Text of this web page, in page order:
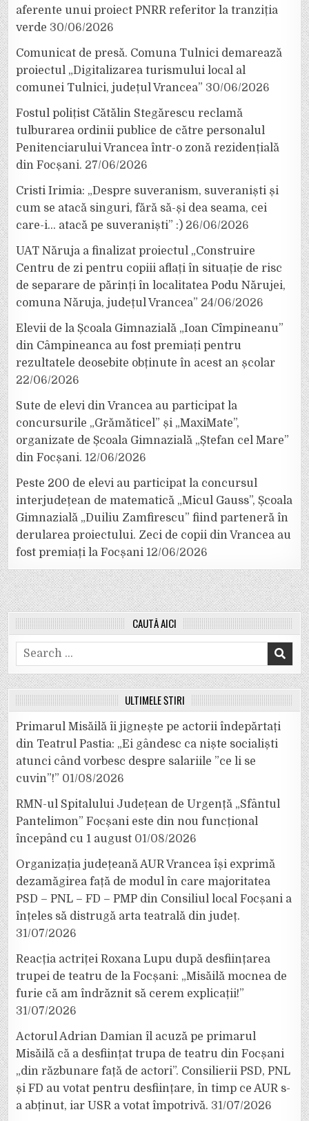
aferente unui proiect PNRR referitor la tranziția
verde 30/06/2026
Comunicat de presă. Comuna Tulnici demarează
proiectul „Digitalizarea turismului local al
comunei Tulnici, județul Vrancea” 30/06/2026
Fostul polițist Cătălin Stegărescu reclamă
tulburarea ordinii publice de către personalul
Penitenciarului Vrancea într-o zonă rezidențială
din Focșani. 27/06/2026
Cristi Irimia: „Despre suveranism, suveraniști și
cum se atacă singuri, fără să-și dea seama, cei
care-i… atacă pe suveraniști” :) 26/06/2026
UAT Năruja a finalizat proiectul „Construire
Centru de zi pentru copiii aflați în situație de risc
de separare de părinți în localitatea Podu Nărujei,
comuna Năruja, județul Vrancea” 24/06/2026
Elevii de la Școala Gimnazială „Ioan Cîmpineanu”
din Câmpineanca au fost premiați pentru
rezultatele deosebite obținute în acest an școlar
22/06/2026
Sute de elevi din Vrancea au participat la
concursurile „Grămăticel” și „MaxiMate”,
organizate de Școala Gimnazială „Ștefan cel Mare”
din Focșani. 12/06/2026
Peste 200 de elevi au participat la concursul
interjudețean de matematică „Micul Gauss”, Școala
Gimnazială „Duiliu Zamfirescu” fiind parteneră în
derularea proiectului. Zeci de copii din Vrancea au
fost premiați la Focșani 12/06/2026
CAUTĂ AICI
Search
for:
ULTIMELE ȘTIRI
Primarul Misăilă îi jignește pe actorii îndepărtați
din Teatrul Pastia: „Ei gândesc ca niște socialiști
atunci când vorbesc despre salariile ”ce li se
cuvin”!” 01/08/2026
RMN-ul Spitalului Județean de Urgență „Sfântul
Pantelimon” Focșani este din nou funcțional
începând cu 1 august 01/08/2026
Organizația județeană AUR Vrancea își exprimă
dezamăgirea față de modul în care majoritatea
PSD – PNL – FD – PMP din Consiliul local Focșani a
înțeles să distrugă arta teatrală din județ.
31/07/2026
Reacția actriței Roxana Lupu după desființarea
trupei de teatru de la Focșani: „Misăilă mocnea de
furie că am îndrăznit să cerem explicații!”
31/07/2026
Actorul Adrian Damian îl acuză pe primarul
Misăilă că a desființat trupa de teatru din Focșani
„din răzbunare față de actori”. Consilierii PSD, PNL
și FD au votat pentru desființare, în timp ce AUR s-
a abținut, iar USR a votat împotrivă. 31/07/2026